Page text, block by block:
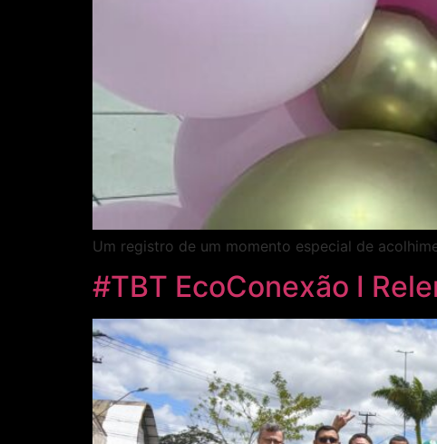
Um registro de um momento especial de
#TBT EcoConexão I